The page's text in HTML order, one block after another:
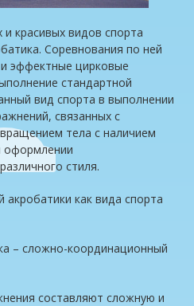
красивых видов спорта
Соревнования по ней
эффектные цирковые
стандартной
вид спорта в выполнении
связанных с
тела с наличием
оформлении
стиля.
как вида спорта
– сложно-координационный
составляют сложную и